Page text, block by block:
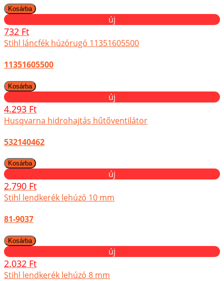
új
732 Ft
Stihl láncfék húzórugó 11351605500
11351605500
új
4.293 Ft
Husqvarna hidrohajtás hűtőventilátor
532140462
új
2.790 Ft
Stihl lendkerék lehúzó 10 mm
81-9037
új
2.032 Ft
Stihl lendkerék lehúzó 8 mm